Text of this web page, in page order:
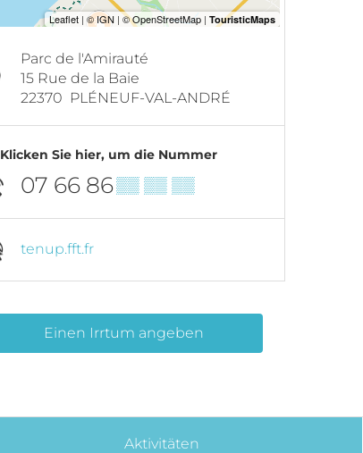
Parc de l'Amirauté
15 Rue de la Baie
22370 PLÉNEUF-VAL-ANDRÉ
Klicken Sie hier, um die Nummer
07 66 86▒▒ ▒▒ ▒▒
tenup.fft.fr
Einen Irrtum angeben
Aktivitäten